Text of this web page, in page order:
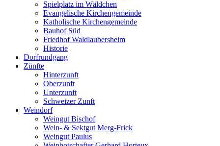
Spielplatz im Wäldchen
Evangelische Kirchengemeinde
Katholische Kirchengemeinde
Bauhof Süd
Friedhof Waldlaubersheim
Historie
Dorfrundgang
Zünfte
Hinterzunft
Oberzunft
Unterzunft
Schweizer Zunft
Weindorf
Weingut Bischof
Wein- & Sektgut Merg-Frick
Weingut Paulus